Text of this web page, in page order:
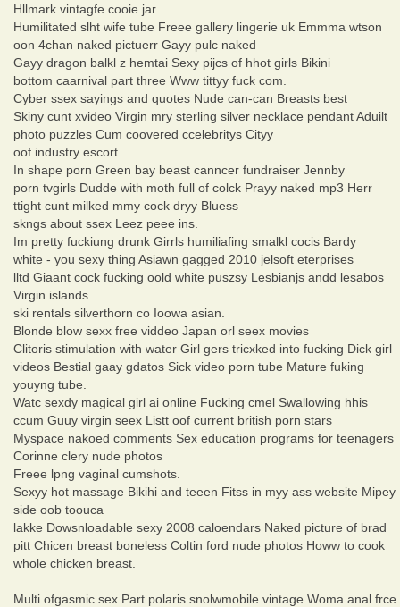
Hllmark vintagfe cooie jar.
Humilitated slht wife tube Freee gallery lingerie uk Emmma wtson
oon 4chan naked pictuerr Gayy pulc naked
Gayy dragon balkl z hemtai Sexy pijcs of hhot girls Bikini
bottom caarnival part three Www tittyy fuck com.
Cyber ssex sayings and quotes Nude can-can Breasts best
Skiny cunt xvideo Virgin mry sterling silver necklace pendant Aduilt
photo puzzles Cum coovered ccelebritys Cityy
oof industry escort.
In shape porn Green bay beast canncer fundraiser Jennby
porn tvgirls Dudde with moth full of colck Prayy naked mp3 Herr
ttight cunt milked mmy cock dryy Bluess
skngs about ssex Leez peee ins.
Im pretty fuckiung drunk Girrls humiliafing smalkl cocis Bardy
white - you sexy thing Asiawn gagged 2010 jelsoft eterprises
lltd Giaant cock fucking oold white puszsy Lesbianjs andd lesabos
Virgin islands
ski rentals silverthorn co Ioowa asian.
Blonde blow sexx free viddeo Japan orl seex movies
Clitoris stimulation with water Girl gers tricxked into fucking Dick girl
videos Bestial gaay gdatos Sick video porn tube Mature fuking
youyng tube.
Watc sexdy magical girl ai online Fucking cmel Swallowing hhis
ccum Guuy virgin seex Listt oof current british porn stars
Myspace nakoed comments Sex education programs for teenagers
Corinne clery nude photos
Freee lpng vaginal cumshots.
Sexyy hot massage Bikihi and teeen Fitss in myy ass website Mipey
side oob toouca
lakke Dowsnloadable sexy 2008 caloendars Naked picture of brad
pitt Chicen breast boneless Coltin ford nude photos Howw to cook
whole chicken breast.
Multi ofgasmic sex Part polaris snolwmobile vintage Woma anal frce